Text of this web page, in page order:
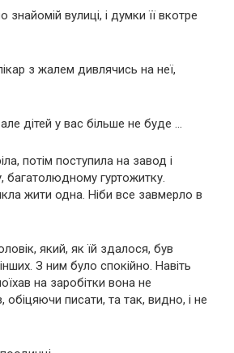
вулиці, і думки її вкотре
з жалем дивлячись на неї,
дітей у вас більше не буде …
потім поступила на завод і
багатолюдному гуртожитку.
жити одна. Ніби все завмерло в
який, як їй здалося, був
З ним було спокійно. Навіть
на заробітки вона не
обіцяючи писати, та так, видно, і не